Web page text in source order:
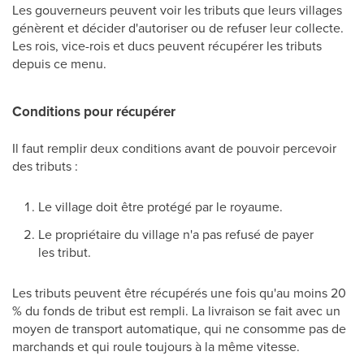
Les gouverneurs peuvent voir les tributs que leurs villages
génèrent et décider d'autoriser ou de refuser leur collecte.
Les rois, vice-rois et ducs peuvent récupérer les tributs
depuis ce menu.
Conditions pour récupérer
Il faut remplir deux conditions avant de pouvoir percevoir
des tributs :
Le village doit être protégé par le royaume.
Le propriétaire du village n'a pas refusé de payer
les tribut.
Les tributs peuvent être récupérés une fois qu'au moins 20
% du fonds de tribut est rempli. La livraison se fait avec un
moyen de transport automatique, qui ne consomme pas de
marchands et qui roule toujours à la même vitesse.